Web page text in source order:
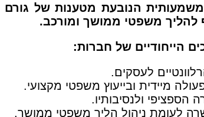
הנובעת מטענות של גורם
להליך משפטי ממושך ומורכב.
הייחודיים של חברות:
לעסקים.
מיידית ובייעוץ משפטי מקצועי.
ולנסיבותיו.
לעומת ניהול הליך משפטי ממושך.